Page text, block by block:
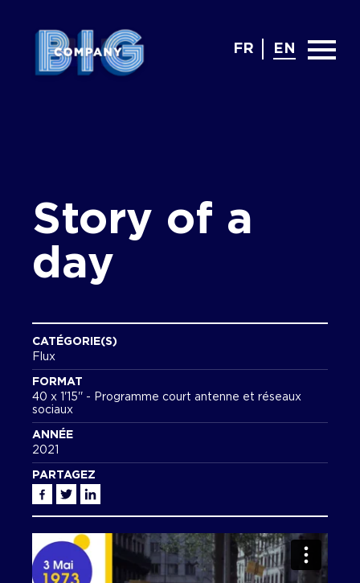
FR EN
Story of a
day
CATÉGORIE(S)
Flux
FORMAT
40 x 1'15'' - Programme court antenne et réseaux
sociaux
ANNÉE
2021
PARTAGEZ
Facebook